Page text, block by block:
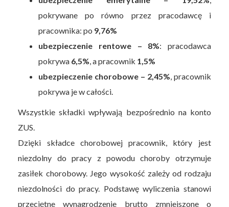
pokrywane po równo przez pracodawcę i
pracownika: po 9,76%
ubezpieczenie rentowe – 8%: pracodawca
pokrywa 6,5% , a pracownik 1,5%
ubezpieczenie chorobowe – 2,45% , pracownik
pokrywa je w całości.
Wszystkie składki wpływają bezpośrednio na konto
ZUS.
Dzięki składce chorobowej pracownik, który jest
niezdolny do pracy z powodu choroby otrzymuje
zasiłek chorobowy. Jego wysokość zależy od rodzaju
niezdolności do pracy. Podstawę wyliczenia stanowi
przeciętne wynagrodzenie brutto zmniejszone o